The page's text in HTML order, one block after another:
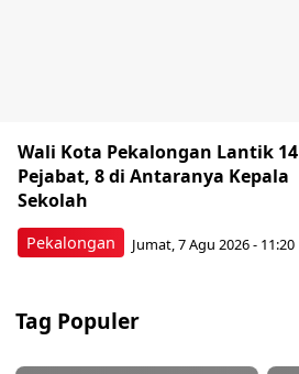
Pekalongan
Wali Kota Pekalongan Lantik 14
Pejabat, 8 di Antaranya Kepala
Sekolah
Jumat, 7 Agu 2026 - 11:20
Tag Populer